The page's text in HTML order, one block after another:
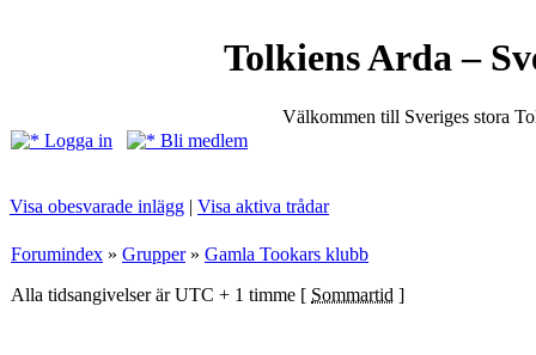
Tolkiens Arda –
Välkommen till Sveriges stora
Logga in
Bli medlem
Visa obesvarade inlägg | Visa aktiva trådar
Forumindex » Grupper» Gamla Tookars klubb
Alla tidsangivelser är UTC + 1 timme [ Sommartid ]